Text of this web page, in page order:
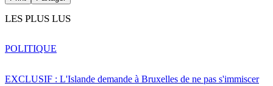
LES PLUS LUS
EXCLUSIF : L'Islande demande à Bruxelles de ne pas s'immiscer
POLITIQUE